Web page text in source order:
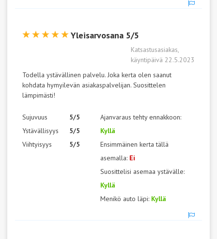
Yleisarvosana 5/5
Katsastusasiakas,
käyntipäivä 22.5.2023
Todella ystävällinen palvelu. Joka kerta olen saanut
kohdata hymyilevän asiakaspalvelijan. Suosittelen
lämpimästi!
Sujuvuus
Ystävällisyys
Viihtyisyys
5/5
5/5
5/5
Ajanvaraus tehty ennakkoon:
Kyllä
Ensimmäinen kerta tällä
asemalla: Ei
Suosittelisi asemaa ystävälle:
Kyllä
Menikö auto läpi: Kyllä